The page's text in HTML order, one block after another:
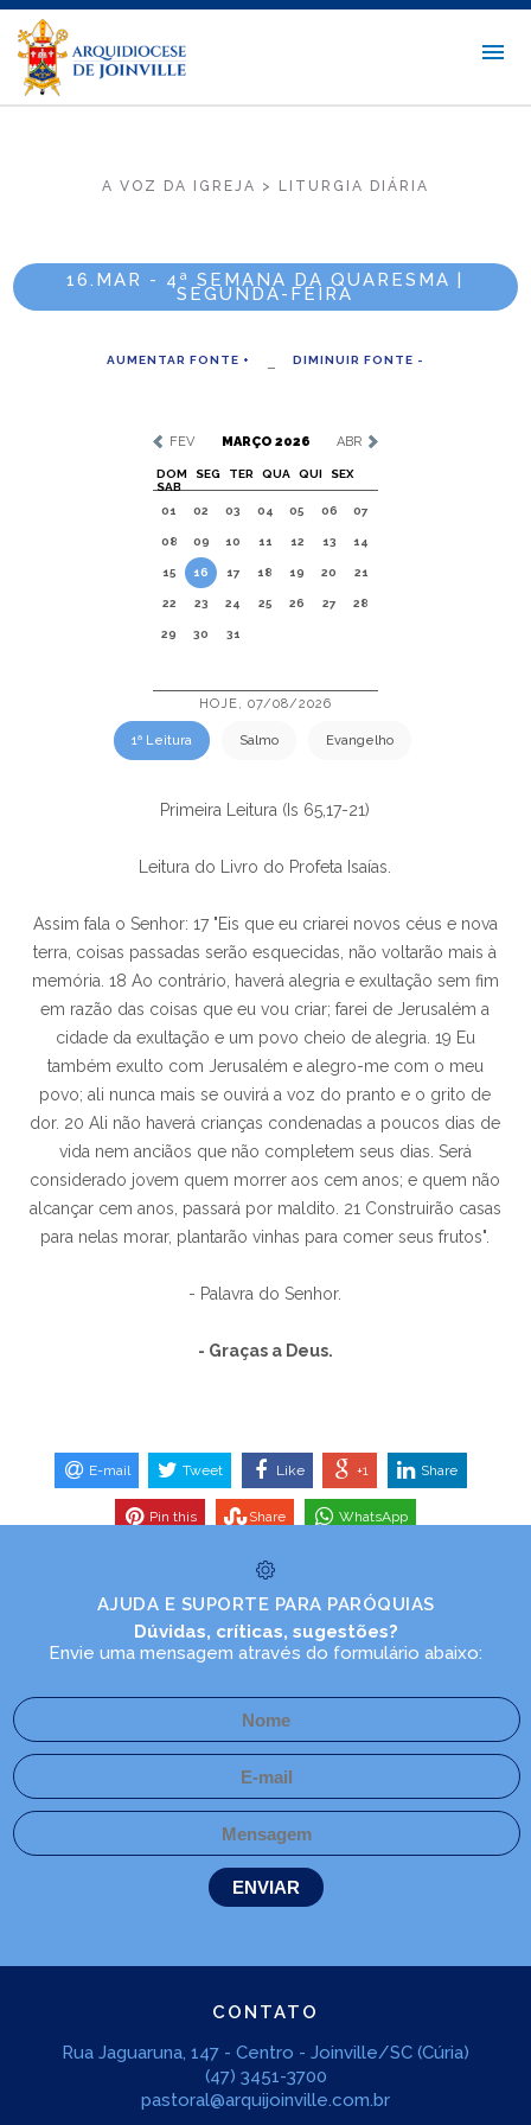
A VOZ DA IGREJA > LITURGIA DIÁRIA
16.MAR - 4ª SEMANA DA QUARESMA |
SEGUNDA-FEIRA
AUMENTAR FONTE + DIMINUIR FONTE -
FEV MARÇO 2026 ABR
DOM SEG TER QUA QUI
SEX
SAB
01
02 03 04 05 06 07
08 09 10 11 12 13 14
15 16 17 18 19 20 21
22 23 24 25 26 27 28
29 30 31
HOJE, 07/08/2026
1ª Leitura Salmo Evangelho
Primeira Leitura (Is 65,17-21)
Leitura do Livro do Profeta Isaías.
Assim fala o Senhor: 17 "Eis que eu criarei novos céus e nova
terra, coisas passadas serão esquecidas, não voltarão mais à
memória. 18 Ao contrário, haverá alegria e exultação sem fim
em razão das coisas que eu vou criar; farei de Jerusalém a
cidade da exultação e um povo cheio de alegria. 19 Eu
também exulto com Jerusalém e alegro-me com o meu
povo; ali nunca mais se ouvirá a voz do pranto e o grito de
dor. 20 Ali não haverá crianças condenadas a poucos dias de
vida nem anciãos que não completem seus dias. Será
considerado jovem quem morrer aos cem anos; e quem não
alcançar cem anos, passará por maldito. 21 Construirão casas
para nelas morar, plantarão vinhas para comer seus frutos".
- Palavra do Senhor.
- Graças a Deus.
E-mail Tweet Like +1 Share
Pin this Share WhatsApp
AJUDA E SUPORTE PARA PARÓQUIAS
Dúvidas, críticas, sugestões?
Envie uma mensagem através do formulário abaixo:
CONTATO
Rua Jaguaruna, 147 - Centro - Joinville/SC (Cúria)
(47) 3451-3700
pastoral@arquijoinville.com.br